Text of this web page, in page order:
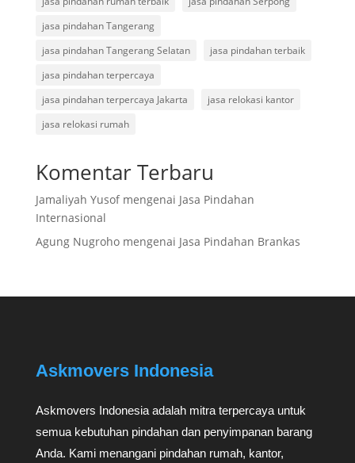
jasa pindahan Tangerang
jasa pindahan Tangerang Selatan
jasa pindahan terbaik
jasa pindahan terpercaya
jasa pindahan terpercaya Jakarta
jasa relokasi kantor
jasa relokasi rumah
Komentar Terbaru
Jamaliyah Yusofmengenai Jasa Pindahan
Internasional
Agung Nugrohomengenai Jasa Pindahan Brankas
Askmovers Indonesia
Askmovers Indonesia adalah mitra terpercaya untuk
semua kebutuhan pindahan dan penyimpanan barang
Anda. Kami menangani pindahan rumah, kantor,